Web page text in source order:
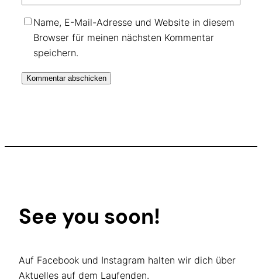
Name, E-Mail-Adresse und Website in diesem
Browser für meinen nächsten Kommentar
speichern.
See you soon!
Auf Facebook und Instagram halten wir dich über
Aktuelles auf dem Laufenden.